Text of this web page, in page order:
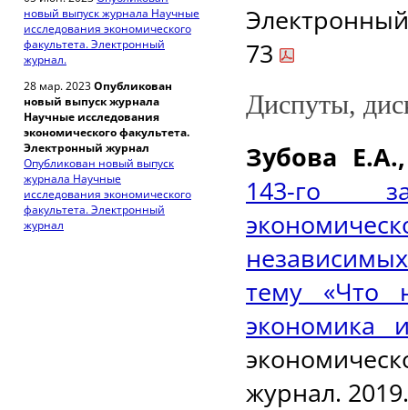
новый выпуск журнала Научные
исследования экономического
факультета. Электронный
журнал.
28 мар. 2023Опубликован
новый выпуск журнала
Научные исследования
экономического факультета.
Электронный журнал
Опубликован новый выпуск
журнала Научные
исследования экономического
факультета. Электронный
журнал
73
Диспуты,
Зубова
143-го
тему «Что
экономика
журнал.